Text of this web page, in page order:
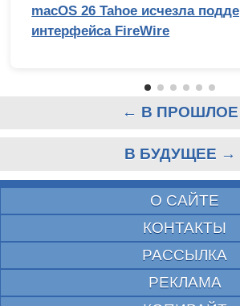
macOS 26 Tahoe исчезла
интерфейса FireWire
← В ПРОШЛОЕ
В БУДУЩЕЕ →
О САЙТЕ
КОНТАКТЫ
РАССЫЛКА
РЕКЛАМА